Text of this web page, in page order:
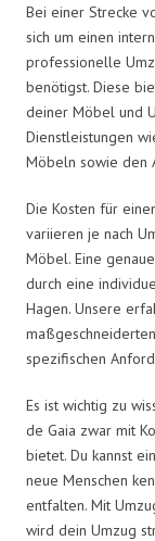
Bei einer Strecke
sich um einen
professionelle
benötigst. Diese
deiner Möbel und
Dienstleistungen
Möbeln sowie den
Die Kosten für
variieren je nach
Möbel. Eine
durch eine
Hagen. Unsere
spezifischen
Es ist wichtig zu
de Gaia zwar mit
bietet. Du kannst
neue Menschen
entfalten. Mit
wird dein Umzug